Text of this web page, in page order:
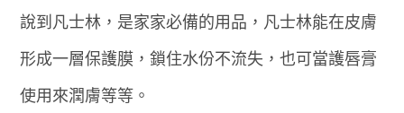
說到凡士林，是家家必備的用品，凡士林能在皮膚
形成一層保護膜，鎖住水份不流失，也可當護唇膏
使用來潤膚等等。